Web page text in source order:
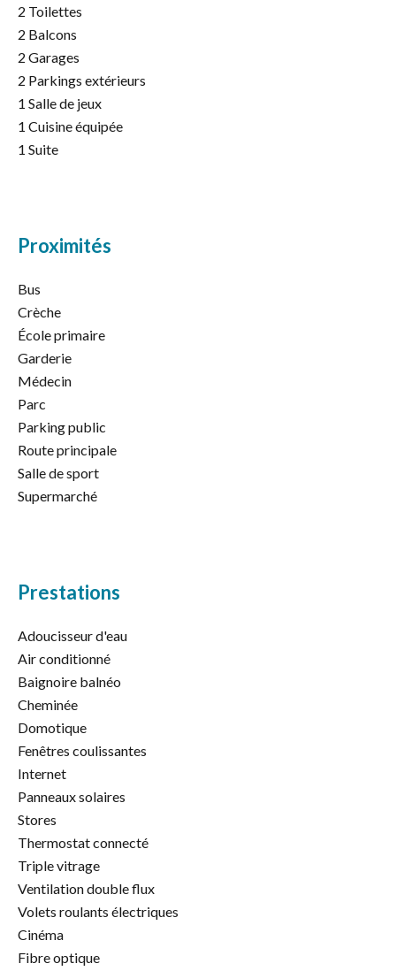
2 Toilettes
2 Balcons
2 Garages
2 Parkings extérieurs
1 Salle de jeux
1 Cuisine équipée
1 Suite
Proximités
Bus
Crèche
École primaire
Garderie
Médecin
Parc
Parking public
Route principale
Salle de sport
Supermarché
Prestations
Adoucisseur d'eau
Air conditionné
Baignoire balnéo
Cheminée
Domotique
Fenêtres coulissantes
Internet
Panneaux solaires
Stores
Thermostat connecté
Triple vitrage
Ventilation double flux
Volets roulants électriques
Cinéma
Fibre optique